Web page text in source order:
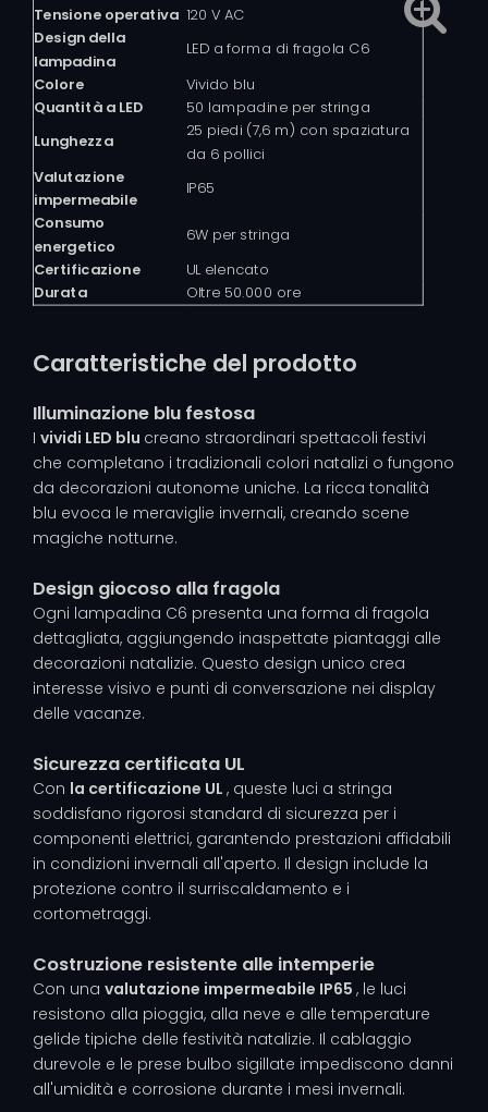
Tensione operativa 120 V AC
Design della
lampadina
LED a forma di fragola C6
Colore
Vivido blu
Quantità a LED
50 lampadine per stringa
Lunghezza
25 piedi (7,6 m) con spaziatura
da 6 pollici
Valutazione
impermeabile
IP65
Consumo
energetico
6W per stringa
Certificazione
UL elencato
Durata
Oltre 50.000 ore
Caratteristiche del prodotto
Illuminazione blu festosa
I vividi LED blu creano straordinari spettacoli festivi
che completano i tradizionali colori natalizi o fungono
da decorazioni autonome uniche. La ricca tonalità
blu evoca le meraviglie invernali, creando scene
magiche notturne.
Design giocoso alla fragola
Ogni lampadina C6 presenta una forma di fragola
dettagliata, aggiungendo inaspettate piantaggi alle
decorazioni natalizie. Questo design unico crea
interesse visivo e punti di conversazione nei display
delle vacanze.
Sicurezza certificata UL
Con la certificazione UL , queste luci a stringa
soddisfano rigorosi standard di sicurezza per i
componenti elettrici, garantendo prestazioni affidabili
in condizioni invernali all'aperto. Il design include la
protezione contro il surriscaldamento e i
cortometraggi.
Costruzione resistente alle intemperie
Con una valutazione impermeabile IP65 , le luci
resistono alla pioggia, alla neve e alle temperature
gelide tipiche delle festività natalizie. Il cablaggio
durevole e le prese bulbo sigillate impediscono danni
all'umidità e corrosione durante i mesi invernali.